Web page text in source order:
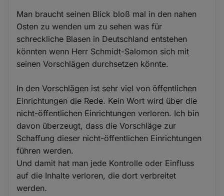
Man braucht seinen Blick bloß mal in den nahen
Osten zu wenden um zu sehen was für
schreckliche Blasen in Deutschland entstehen
könnten wenn Herr Schmidt-Salomon sich mit
seinen Vorschlägen durchsetzen könnte.
In den Vorschlägen ist sehr viel von öffentlichen
Einrichtungen die Rede. Kein Wort wird über die
nicht-öffentlichen Einrichtungen verloren. Ich bin
davon überzeugt, dass die Vorschläge zur
Schaffung dieser nicht-öffentlichen Einrichtungen
führen werden.
Und damit hat man jede Kontrolle oder Einfluss
auf die Inhalte verloren, die dort verbreitet
werden.